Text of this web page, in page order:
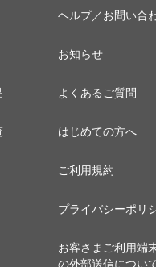
ヘルプ／お問い合
お知らせ
よくあるご質問
はじめての方へ
ご利用規約
プライバシーポリ
お客さまご利用端
の外部送信につい